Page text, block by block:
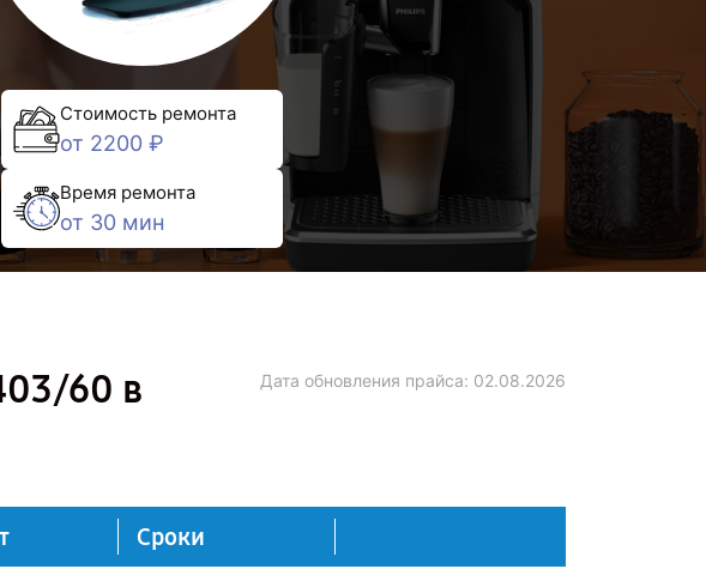
Стоимость ремонта
от 2200 ₽
Время ремонта
от 30 мин
60 в
Дата обновления прайса: 02.08.2026
Сроки